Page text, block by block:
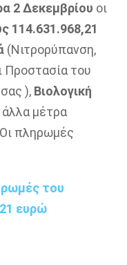
2 Δεκεμβρίου οι
114.631.968,21
(Νιτρορύπανση,
Προστασία του
), Βιολογική
άλλα μέτρα
πληρωμές
του
ευρώ